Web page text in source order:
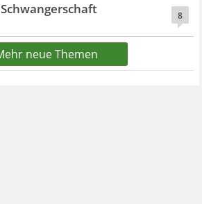
8
neue Themen